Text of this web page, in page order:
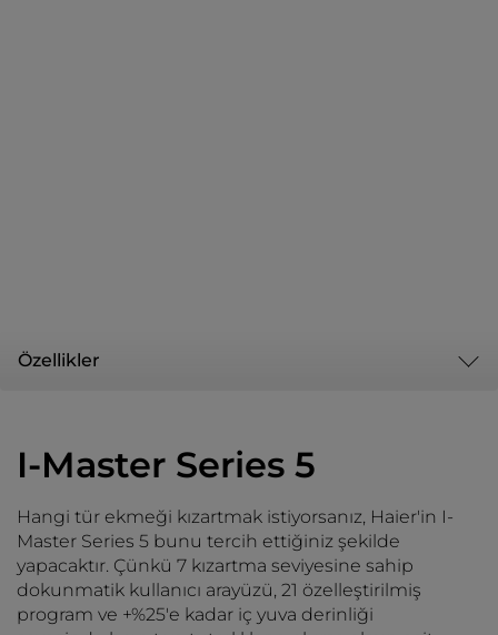
Özellikler
I-Master Series 5
Hangi tür ekmeği kızartmak istiyorsanız, Haier'in I-
Master Series 5 bunu tercih ettiğiniz şekilde
yapacaktır. Çünkü 7 kızartma seviyesine sahip
dokunmatik kullanıcı arayüzü, 21 özelleştirilmiş
program ve +%25'e kadar iç yuva derinliği